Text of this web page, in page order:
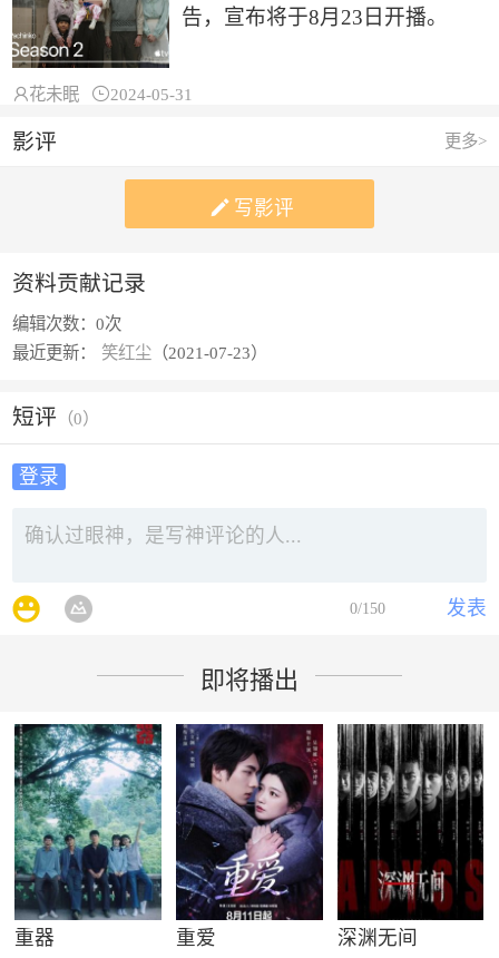
告，宣布将于8月23日开播。
花未眠 2024-05-31
更多>
影评
 写影评
资料贡献记录
编辑次数：0次
最近更新：
笑红尘 （2021-07-23）
短评 （0）
登录
发表
0/150
即将播出
重器 重爱 深渊无间